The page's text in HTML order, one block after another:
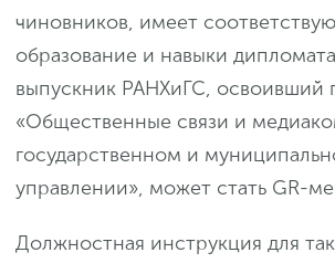
чиновников, имеет
образование и навыки
выпускник РАНХиГС, освоивший
«Общественные связи и
государственном и
управлении», может стать GR-
Должностная инструкция для